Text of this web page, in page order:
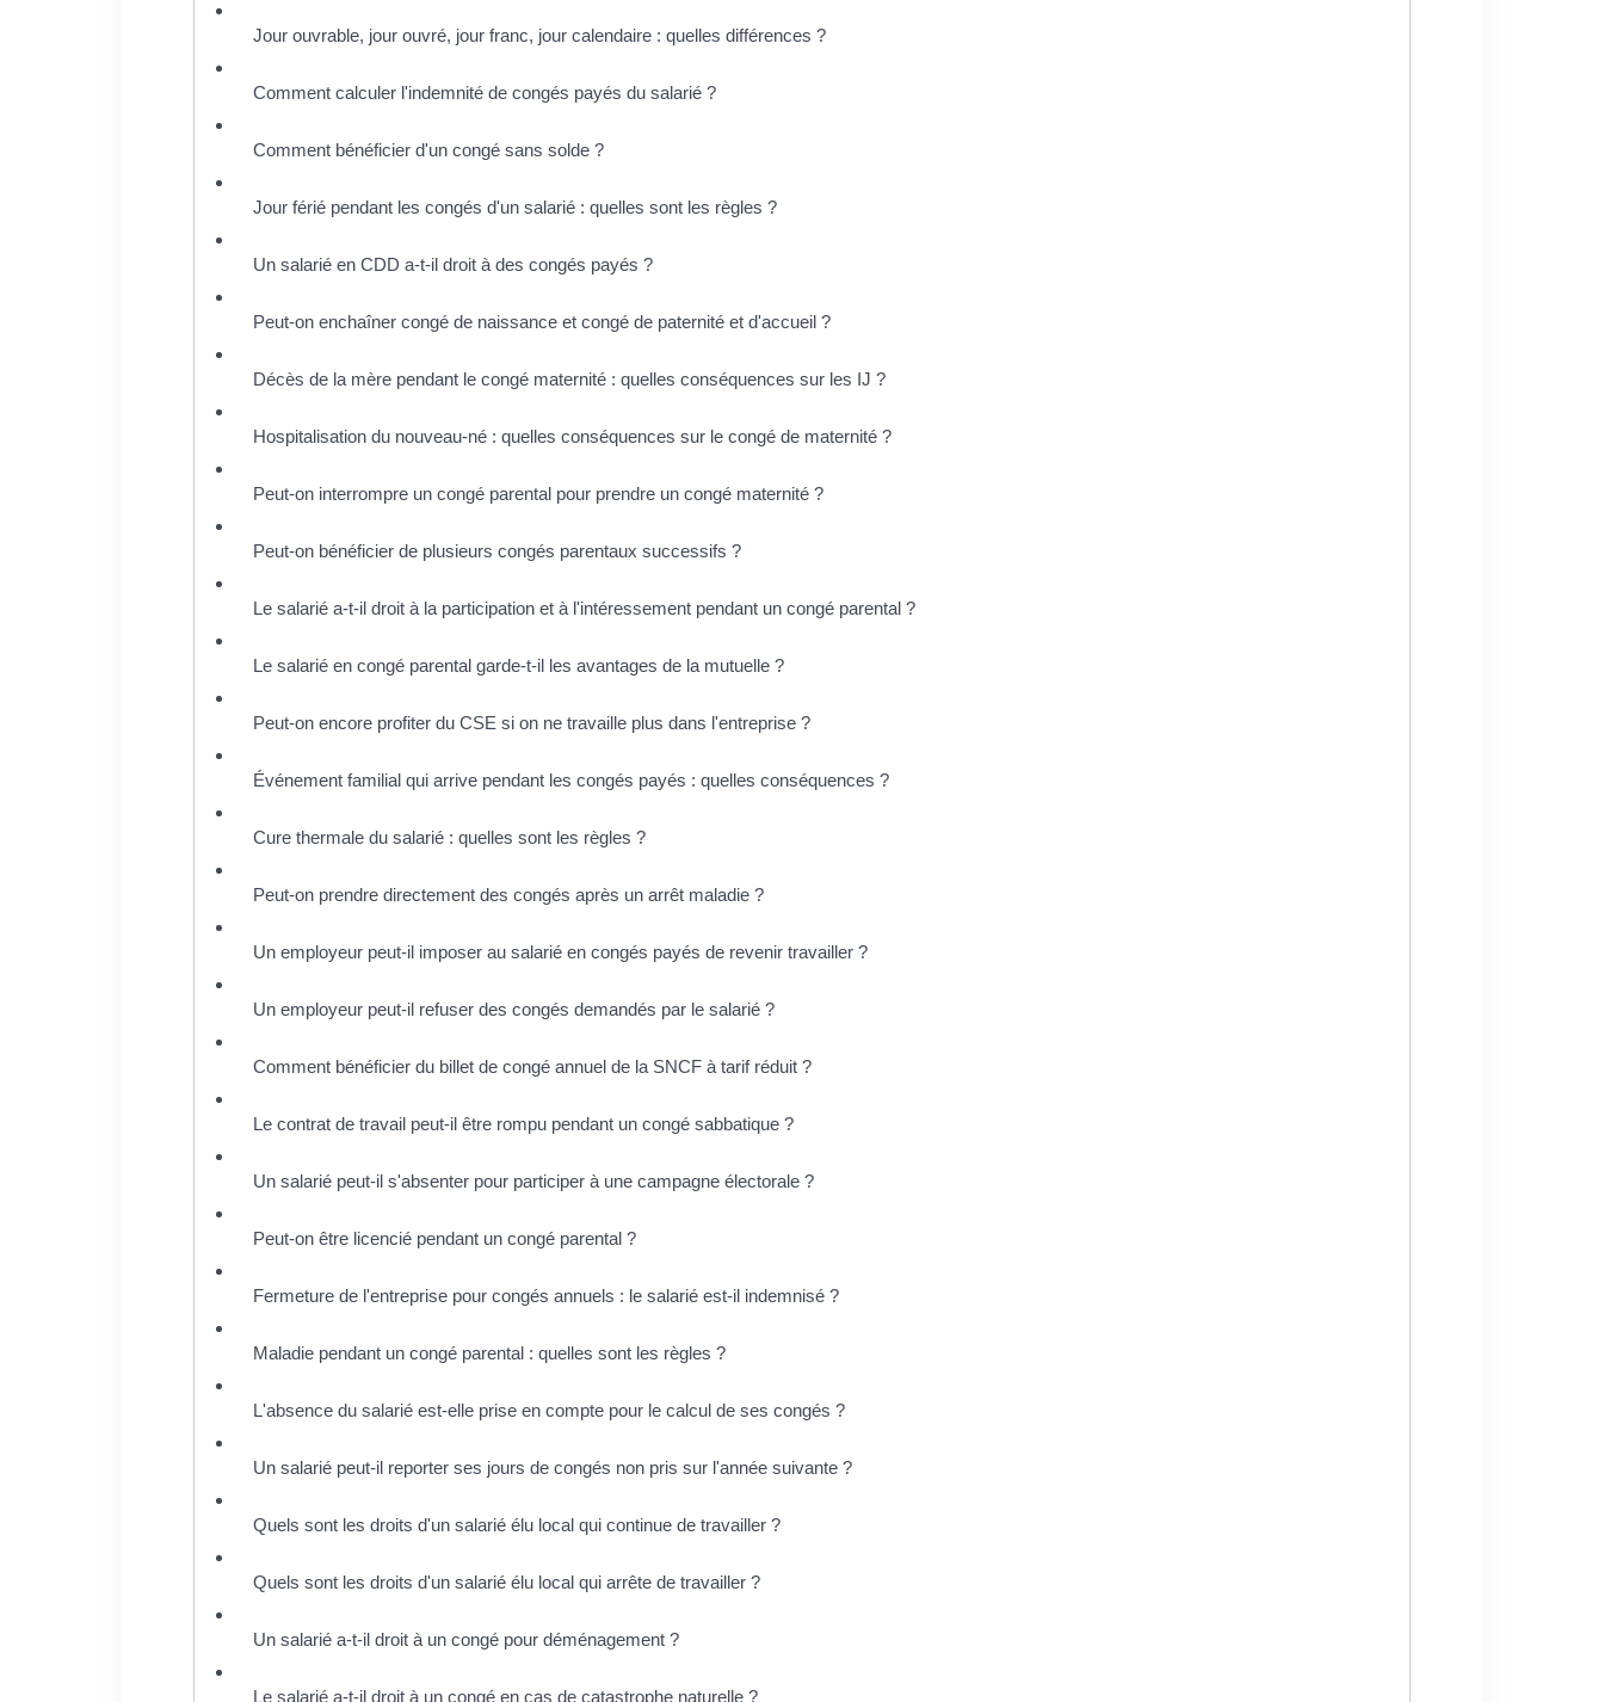
Jour ouvrable, jour ouvré, jour franc, jour calendaire : quelles différences ?
Comment calculer l'indemnité de congés payés du salarié ?
Comment bénéficier d'un congé sans solde ?
Jour férié pendant les congés d'un salarié : quelles sont les règles ?
Un salarié en CDD a-t-il droit à des congés payés ?
Peut-on enchaîner congé de naissance et congé de paternité et d'accueil ?
Décès de la mère pendant le congé maternité : quelles conséquences sur les IJ ?
Hospitalisation du nouveau-né : quelles conséquences sur le congé de maternité ?
Peut-on interrompre un congé parental pour prendre un congé maternité ?
Peut-on bénéficier de plusieurs congés parentaux successifs ?
Le salarié a-t-il droit à la participation et à l'intéressement pendant un congé parental ?
Le salarié en congé parental garde-t-il les avantages de la mutuelle ?
Peut-on encore profiter du CSE si on ne travaille plus dans l'entreprise ?
Événement familial qui arrive pendant les congés payés : quelles conséquences ?
Cure thermale du salarié : quelles sont les règles ?
Peut-on prendre directement des congés après un arrêt maladie ?
Un employeur peut-il imposer au salarié en congés payés de revenir travailler ?
Un employeur peut-il refuser des congés demandés par le salarié ?
Comment bénéficier du billet de congé annuel de la SNCF à tarif réduit ?
Le contrat de travail peut-il être rompu pendant un congé sabbatique ?
Un salarié peut-il s'absenter pour participer à une campagne électorale ?
Peut-on être licencié pendant un congé parental ?
Fermeture de l'entreprise pour congés annuels : le salarié est-il indemnisé ?
Maladie pendant un congé parental : quelles sont les règles ?
L'absence du salarié est-elle prise en compte pour le calcul de ses congés ?
Un salarié peut-il reporter ses jours de congés non pris sur l'année suivante ?
Quels sont les droits d'un salarié élu local qui continue de travailler ?
Quels sont les droits d'un salarié élu local qui arrête de travailler ?
Un salarié a-t-il droit à un congé pour déménagement ?
Le salarié a-t-il droit à un congé en cas de catastrophe naturelle ?